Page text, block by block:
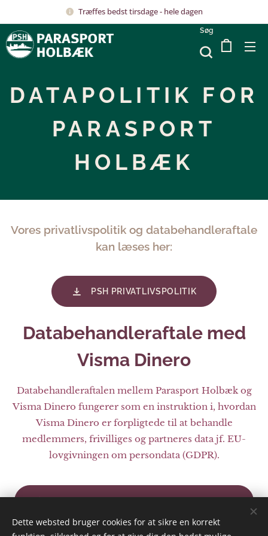
Træffes bedst tirsdage - hele dagen
Søg
DATAPOLITIK FOR
PARASPORT
HOLBÆK
Vores privatlivspolitik og databehandleraftale
kan læses her:
PSH PRIVATLIVSPOLITIK
Databehandleraftale med
Visma Dinero
Databehandleraftalen mellem Parasport Holbæk og
Visma Dinero fungerer som en instruktion i, hvordan
Visma Dinero er forpligtede til at behandle
medlemmers, frivilliges og partneres data jf. EU-
lovgivningen om persondata (GDPR).
Dette websted bruger cookies for at sikre en korrekt